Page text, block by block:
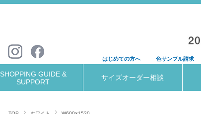
はじめての方へ 色サンプル請求
SHOPPING GUIDE &
SUPPORT
サイズオーダー相談